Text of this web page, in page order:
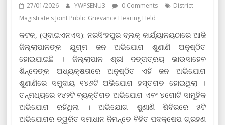
27/01/2026 YWPSENU3 0 Comments
District
Magistrate's Joint Public Grievance Hearing Held
କଟକ, (ଓ୍ବାଇଏନଏସ): ନରସିଂହପୁର ବ୍ଲକ୍ କାର୍ଯ୍ୟାଳୟଠାରେ ଆଜି
ଜିଲ୍ଲାପାଳଙ୍କ ଯୁଗ୍ମ ଜନ ଅଭିଯୋଗ ଶୁଣାଣି ଅନୁଷ୍ଠିତ
ହୋଇଯାଇଛି । ଜିଲ୍ଲାପାଳ ଶ୍ରୀ ଦତ୍ତାତ୍ରୟ ଭାଉସାହେବ
ଶିନ୍ଦେଙ୍କ ଅଧ୍ୟକ୍ଷତାରେ ଅନୁଷ୍ଠିତ ଏହି ଜନ ଅଭିଯୋଗ
ଶୁଣାଣିରେ ସମୁଦାୟ ୧୪୬ଟି ଅଭିଯୋଗ ହସ୍ତଗତ ହୋଇଥିଲା ।
ତନ୍ମଧ୍ୟରେ ୧୪୨ଟି ବ୍ୟକ୍ତିଗତ ଅଭିଯୋଗ ଏବଂ ୪ଗୋଟି ସାମୁହିକ
ଅଭିଯୋଗ ରହିଥିଲା । ଅଭିଯୋଗ ଶୁଣାଣି ଶିବିରରେ ୫ଟି
ଅଭିଯୋଗର ତ୍ୱରିତ ସମାଧାନ ନିମନ୍ତେ ବିହିତ ପଦକ୍ଷେପ ଗ୍ରହଣ